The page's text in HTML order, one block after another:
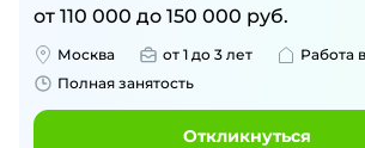
от 110 000 до 150 000 руб.
Москва от 1 до 3 лет
Работа
Полная занятость
Откликнуться